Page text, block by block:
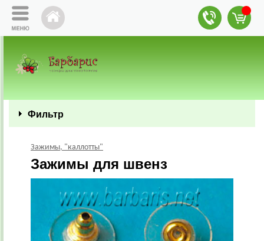
Фильтр
Зажимы, "каллотты"
Зажимы для швенз